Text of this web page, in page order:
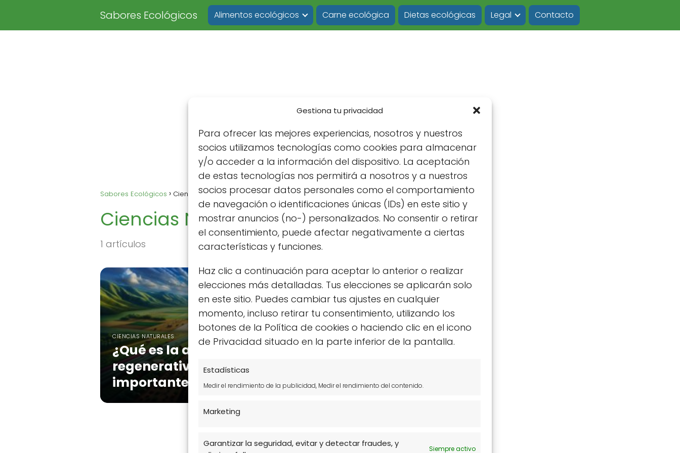
Gestiona tu privacidad
Para ofrecer las mejores experiencias, nosotros y nuestros
socios utilizamos tecnologías como cookies para almacenar
y/o acceder a la información del dispositivo. La aceptación
de estas tecnologías nos permitirá a nosotros y a nuestros
socios procesar datos personales como el comportamiento
de navegación o identificaciones únicas (IDs) en este sitio y
mostrar anuncios (no-) personalizados. No consentir o retirar
el consentimiento, puede afectar negativamente a ciertas
características y funciones.
Haz clic a continuación para aceptar lo anterior o realizar
elecciones más detalladas. Tus elecciones se aplicarán solo
en este sitio. Puedes cambiar tus ajustes en cualquier
momento, incluso retirar tu consentimiento, utilizando los
botones de la Política de cookies o haciendo clic en el icono
de Privacidad situado en la parte inferior de la pantalla.
Estadísticas
Medir el rendimiento de la publicidad, Medir el rendimiento del contenido.
Marketing
Garantizar la seguridad, evitar y detectar fraudes, y
Siempre activo
Sabores Ecológicos Alimentos ecológicos Carne ecológica Dietas ecológicas Legal Contacto
Sabores Ecológicos Ciencias Naturales
Ciencias Naturales
1 artículos
CIENCIAS NATURALES
¿Qué es la agricultura
regenerativa y por qué es
importante?